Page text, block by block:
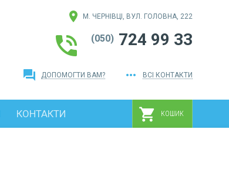
location_on М. ЧЕРНІВЦІ, ВУЛ. ГОЛОВНА, 222
phone_in_talk (050) 724 99 33
question_answer ДОПОМОГТИ ВАМ? more_horiz ВСІ КОНТАКТИ
КОНТАКТИ shopping_cart КОШИК